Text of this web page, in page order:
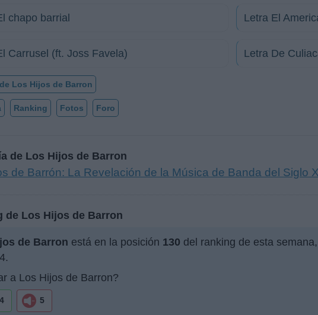
chapo barrial Letra El
Carrusel (ft. Joss Favela) Letra De
Los Hijos de Barron
Ranking Fotos Foro
de Los Hijos de Barron
de Barrón: La Revelación de la Música de Banda del Siglo
de Los Hijos de Barron
de Barron está en la posición 130 del ranking de esta
a Los Hijos de Barron?
5